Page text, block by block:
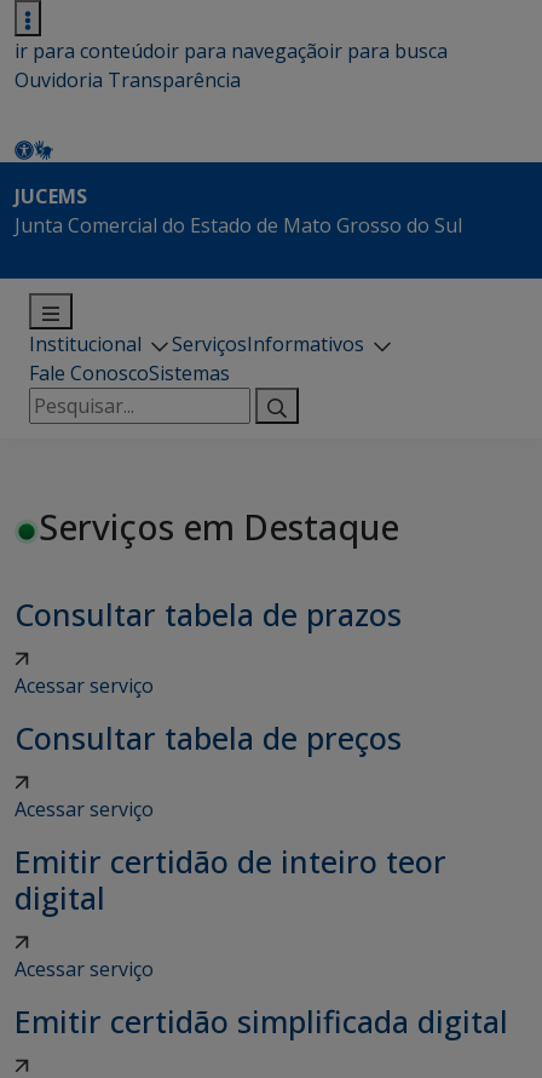
ir para conteúdoir para navegaçãoir para busca
Ouvidoria Transparência
JUCEMS
Junta Comercial do Estado de Mato Grosso do Sul
Institucional ServiçosInformativos
Fale ConoscoSistemas
Pesquisar
por:
Serviços em Destaque
Consultar tabela de prazos
Acessar serviço
Consultar tabela de preços
Acessar serviço
Emitir certidão de inteiro teor
digital
Acessar serviço
Emitir certidão simplificada digital